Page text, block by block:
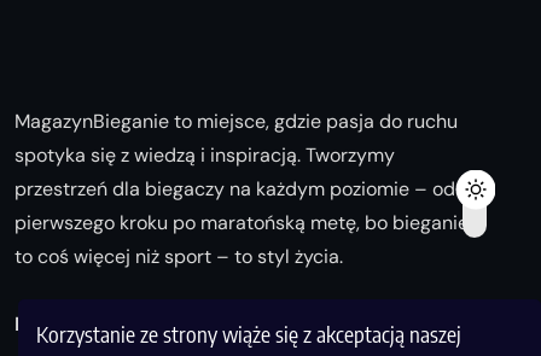
Korzystanie ze strony wiąże się z akceptacją naszej
MagazynBieganie to miejsce, gdzie pasja do ruchu
spotyka się z wiedzą i inspiracją. Tworzymy
przestrzeń dla biegaczy na każdym poziomie – od
pierwszego kroku po maratońską metę, bo bieganie
to coś więcej niż sport – to styl życia.
Biegaj z nami i odkrywaj swoją najlepszą wersję!